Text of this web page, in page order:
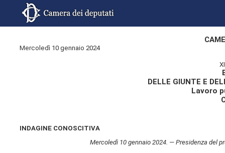
Mercoledì 10 gennaio 2024
DELLE GIUNTE E
Lavoro
INDAGINE CONOSCITIVA
Mercoledì 10 gennaio 2024. — Presidenza del